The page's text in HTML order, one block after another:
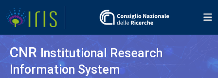
CNR Institutional Research
Information System